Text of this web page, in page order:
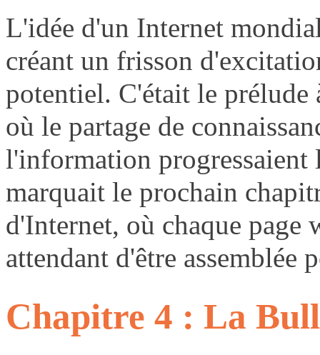
L'idée d'un Internet
créant un frisson
potentiel. C'était le prélude
où le partage de
l'information progressaient
marquait le prochain
d'Internet, où chaque page
attendant d'être assemblée
Chapitre 4 : La